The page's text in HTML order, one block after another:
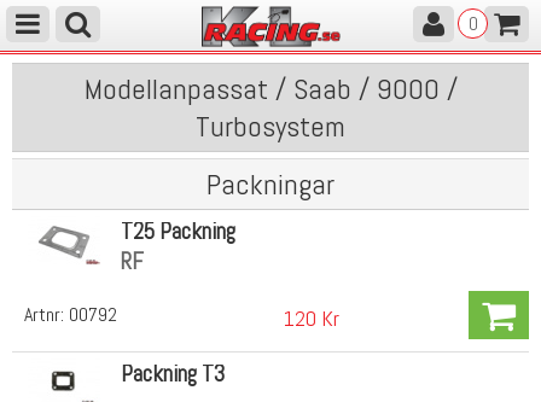
0
Modellanpassat / Saab / 9000 /
Turbosystem
Packningar
Artnr: 00792
T25 Packning
RF
120 Kr
Packning T3